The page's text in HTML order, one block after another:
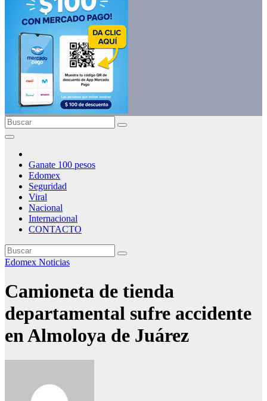
Ganate 100 pesos
Edomex
Seguridad
Viral
Nacional
Internacional
CONTACTO
Edomex Noticias
Camioneta de tienda
departamental sufre accidente
en Almoloya de Juárez